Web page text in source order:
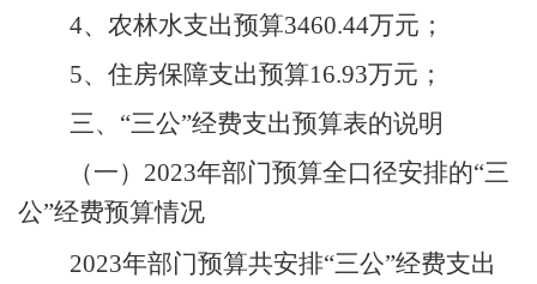
4、农林水支出预算3460.44万元；
5、住房保障支出预算16.93万元；
三、“三公”经费支出预算表的说明
（一） 2023年部门预算全口径安排的“三
公”经费预算情况
2023年部门预算共安排“三公”经费支出